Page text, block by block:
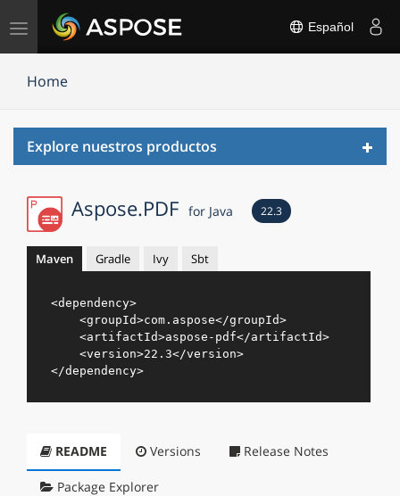
Alternar
Español
Home
Explore nuestros productos
Aspose.PDF for Java 22.3
Maven Gradle Ivy Sbt
<dependency>
<groupId>com.aspose</groupId>
<artifactId>aspose-pdf</artifactId>
<version>22.3</version>
</dependency>
README Versions Release Notes
Package Explorer